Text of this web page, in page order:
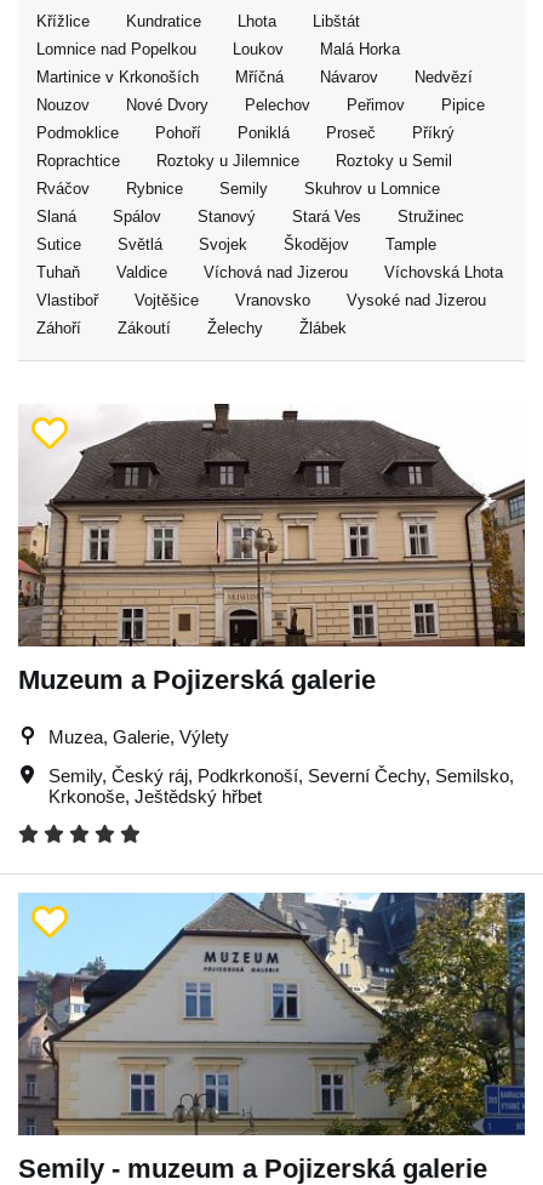
Křížlice
Kundratice Lhota
Libštát
Lomnice nad Popelkou
Loukov
Malá Horka
Martinice v Krkonoších
Mříčná Návarov
Nedvězí
Nouzov
Nové Dvory Pelechov Peřimov
Pipice
Podmoklice
Pohoří Poniklá Proseč
Příkrý
Roprachtice
Roztoky u Jilemnice
Roztoky u Semil
Rváčov
Rybnice Semily
Skuhrov u Lomnice
Slaná
Spálov Stanový Stará Ves
Stružinec
Sutice
Světlá Svojek Škodějov
Tample
Tuhaň
Valdice Víchová nad Jizerou
Víchovská Lhota
Vlastiboř
Vojtěšice Vranovsko
Vysoké nad Jizerou
Záhoří
Zákoutí Želechy Žlábek
Muzeum a Pojizerská galerie
Muzea, Galerie, Výlety
Semily, Český ráj, Podkrkonoší, Severní Čechy, Semilsko,
Krkonoše, Ještědský hřbet
Semily - muzeum a Pojizerská galerie